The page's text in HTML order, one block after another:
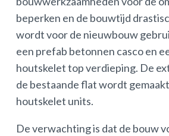
beperken en de bouwtijd
wordt voor de nieuwbouw
een prefab betonnen casco en
houtskelet top verdieping. De
de bestaande flat wordt
houtskelet units.
De verwachting is dat de bouw